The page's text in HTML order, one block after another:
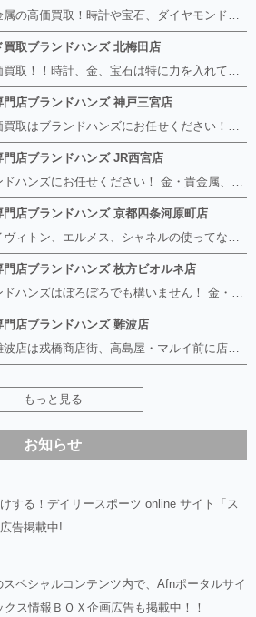
ブランド品や貴金属の高価買取！時計や宝石、ダイヤモンドなど家に眠っているものがあったら捨てる前にブランドハンズへお越しください。 査定料は無料、お値段が付くものかお調べいたします！ 宅配買取もありますので使っていない古いルイヴィトンのバッグや財布、壊れているオメガの時計、千切れている金のネックレスや指輪、小型家電も取り扱っておりますのでお気軽にご利用下さい☆ その他ブランド食器、銀シルバー製品、美容機器、脱毛器、スマホなど幅広く取り扱っております！
取ブランドハンズ 北梅田店
ブランド品の高価買取！！時計、金、宝石は特に力を入れています！ ルイヴィトン、シャネル、ロレックス、エルメスはもちろん、グッチ、プラダ、セリーヌ、フェンディなどなど、 その他ブランド食器、銀シルバー製品、美容機器、脱毛器、スマホなど幅広く取り扱っているので まずは無料査定にお越しください！ 手数料は全て無料！全国対応の宅配買取も行っておりますのでお気軽にご連絡下さい！
門店ブランドハンズ 神戸三宮店
ブランド品の高価買取はブランドハンズにお任せください！！ 高騰し続けている金・貴金属はもちろん、ルイヴィトン、エルメス、シャネル、ロレックスは特に力を入れております。 その他ブランド食器、銀シルバー製品、美容機器、脱毛器、スマホなど幅広く取り扱っております！ 鑑定士は経験豊富で親切丁寧な対応を心がけております。 鑑定書がないものでもしっかり見させて頂きます。
門店ブランドハンズ JR西宮店
高価買取はブランドハンズにお任せください！ 金・貴金属、ルイヴィトン、エルメス、シャネル、ロレックスは特に力を入れておりますが、 他店で断られたボロボロになったバッグや財布、壊れたブランド品、時計、千切れた貴金属もお買取り可能です。 経験豊富な鑑定士が宝石やダイヤモンドの鑑定書がないものでもしっかり見させて頂きます。 その他ブランド食器、銀シルバー製品、美容機器、脱毛器、スマホなど幅広く取り扱っております！ 是非お気軽にお越しください。
門店ブランドハンズ 京都四条河原町店
高価買取！！ルイヴィトン、エルメス、シャネルの使ってないものなど ブランドハンズならボロボロでも構いません。 他店に断られたものも当店ならお買取り可能です！ ロレックスやフェンディ、グッチも大歓迎です！ ブランド品や貴金属、時計、宝石、ダイヤモンドは特に高価買取ですのでお査定だけでもお待ちしております。
門店ブランドハンズ 枚方ビオルネ店
高価買取のブランドハンズはぼろぼろでも構いません！ 金・貴金属、ルイヴィトンやエルメス、シャネルの使ってないものはございませんか？ 他店に断られたものも当店ならお買取り可能です！ ロレックスやフェンディ、グッチも大歓迎！ ブランド品や貴金属、時計、宝石、ダイヤモンドは特に高価買取ですがブランド食器、スマホ、美容機器、銀製品など幅広く取り扱っております。
門店ブランドハンズ 難波店
ブランドハンズ難波店は戎橋商店街、高島屋・マルイ前に店舗があります！ ボロボロのルイヴィトン、エルメス、シャネルも高価買取！！ ぼろぼろのものでもブランドハンズなら高くお買取り致します！ ブランド香水や化粧品、動かない時計、ロレックスは特に高価買取です。 貴金属や宝石、ダイヤモンドの鑑定書がないものでもしっかり見させて頂きます。 是非お気軽にお越しください。
もっと見る
お知らせ
する！デイリースポーツ online サイト「ス
告掲載中!
ペシャルコンテンツ内で、Afnポータルサイ
ス情報ＢＯＸ企画広告も掲載中！！